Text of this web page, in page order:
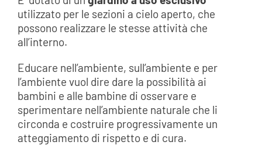
utilizzato per le sezioni a cielo aperto, che
possono realizzare le stesse attività che
all’interno.
Educare nell’ambiente, sull’ambiente e per
l’ambiente vuol dire dare la possibilità ai
bambini e alle bambine di osservare e
sperimentare nell’ambiente naturale che li
circonda e costruire progressivamente un
atteggiamento di rispetto e di cura.